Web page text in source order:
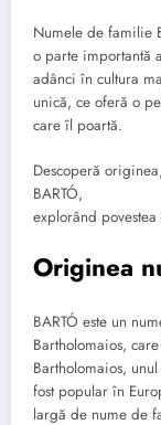
Numele de familie
o parte importantă
adânci în cultura
unică, ce oferă o
care îl poartă.
Descoperă
BARTÓ,
explorând
Originea
BARTÓ este un
Bartholomaios,
Bartholomaios,
fost popular în
largă de nume de